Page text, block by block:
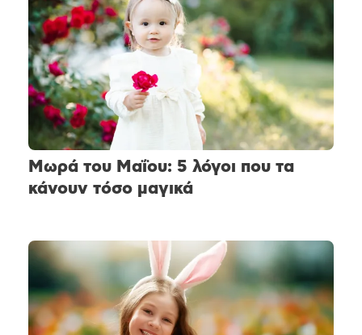
Μωρά του Μαΐου: 5 λόγοι που τα
κάνουν τόσο μαγικά